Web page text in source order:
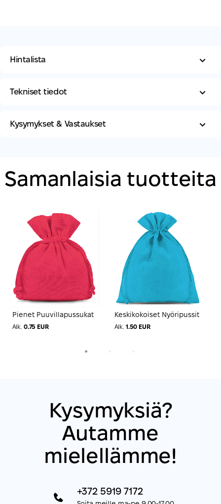
Hintalista
Tekniset tiedot
Kysymykset & Vastaukset
Samanlaisia ​​tuotteita
Pienet Puuvillapussukat
Alk. 0.75 EUR
Keskikokoiset Nyöripussit
Alk. 1.50 EUR
1
Kysymyksiä?
Autamme
mielellämme!
+372 5919 7172